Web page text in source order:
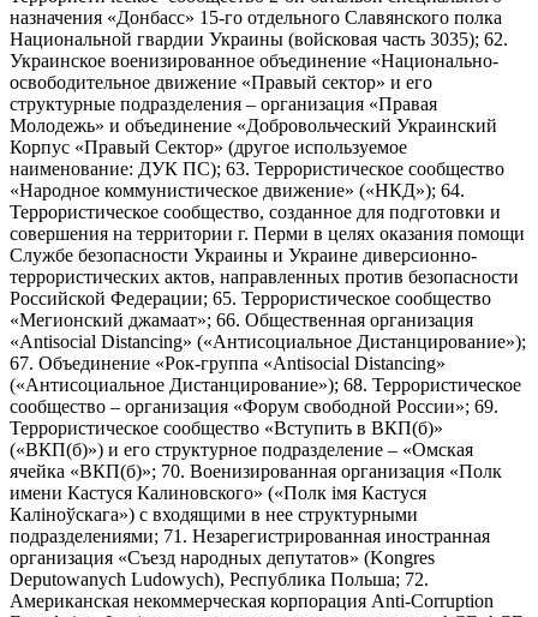
назначения «Донбасс» 15-го отдельного Славянского полка
Национальной гвардии Украины (войсковая часть 3035); 62.
Украинское военизированное объединение «Национально-
освободительное движение «Правый сектор» и его
структурные подразделения – организация «Правая
Молодежь» и объединение «Добровольческий Украинский
Корпус «Правый Сектор» (другое используемое
наименование: ДУК ПС); 63. Террористическое сообщество
«Народное коммунистическое движение» («НКД»); 64.
Террористическое сообщество, созданное для подготовки и
совершения на территории г. Перми в целях оказания помощи
Службе безопасности Украины и Украине диверсионно-
террористических актов, направленных против безопасности
Российской Федерации; 65. Террористическое сообщество
«Мегионский джамаат»; 66. Общественная организация
«Antisocial Distancing» («Антисоциальное Дистанцирование»);
67. Объединение «Рок-группа «Antisocial Distancing»
(«Антисоциальное Дистанцирование»); 68. Террористическое
сообщество – организация «Форум свободной России»; 69.
Террористическое сообщество «Вступить в ВКП(б)»
(«ВКП(б)») и его структурное подразделение – «Омская
ячейка «ВКП(б)»; 70. Военизированная организация «Полк
имени Кастуся Калиновского» («Полк iмя Кастуся
Калiноўскага») с входящими в нее структурными
подразделениями; 71. Незарегистрированная иностранная
организация «Съезд народных депутатов» (Kongres
Deputowanych Ludowych), Республика Польша; 72.
Американская некоммерческая корпорация Anti-Corruption